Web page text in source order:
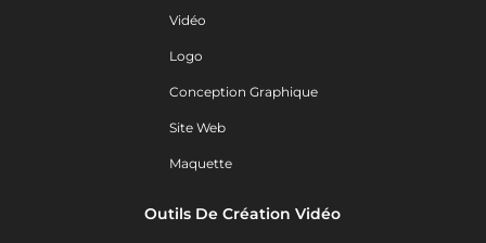
Vidéo
Logo
Conception Graphique
Site Web
Maquette
Outils De Création Vidéo